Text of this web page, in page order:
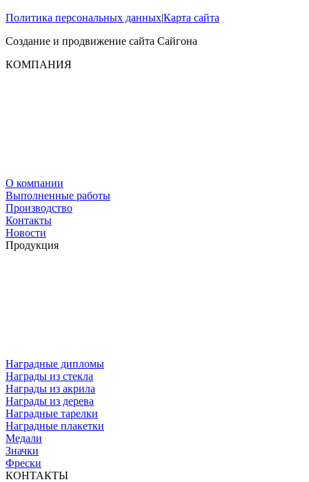
Политика персональных данных|Карта сайта
Создание и продвижение сайта Сайгона
КОМПАНИЯ
О компании
Выполненные работы
Производство
Контакты
Новости
Продукция
Наградные дипломы
Награды из стекла
Награды из акрила
Награды из дерева
Наградные тарелки
Наградные плакетки
Медали
Значки
Фрески
КОНТАКТЫ